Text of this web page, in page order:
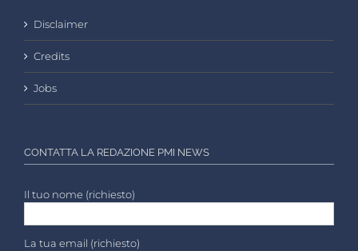
Disclaimer
Credits
Jobs
CONTATTA LA REDAZIONE PMI NEWS
Il tuo nome (richiesto)
La tua email (richiesto)